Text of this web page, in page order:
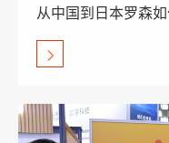
从中国到日本罗森